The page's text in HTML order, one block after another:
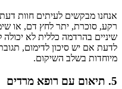
אנחנו מבקשים לעיתים חוות
רקע, סוכרת, יתר לחץ דם, או
שיניים בהרדמה כללית לא יכולה
לדעת אם יש סיכון לדימום,
מיוחדות בשלב השיקום.
5. תיאום עם רופא מרדים